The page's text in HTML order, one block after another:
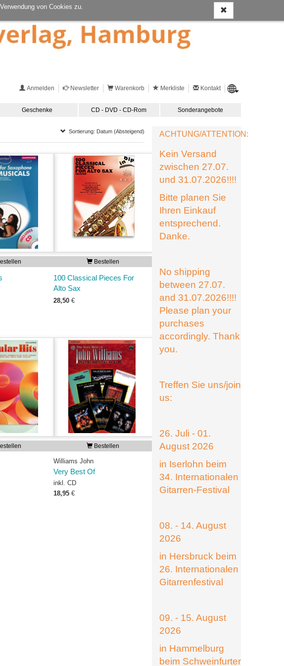
von Cookies zu.
Anmelden Newsletter Warenkorb Merkliste Kontakt
Geschenke CD - DVD - CD-Rom Sonderangebote
Sortierung: Datum (Absteigend)
Bestellen
100 Classical Pieces For
Alto Sax
28,50€
Bestellen
Williams John
Very Best Of
inkl. CD
18,95€
ACHTUNG/ATTENTION:
Kein Versand
zwischen 27.07.
und 31.07.2026!!!!
Bitte planen Sie
Ihren Einkauf
entsprechend.
Danke.
No shipping
between 27.07.
and 31.07.2026!!!!
Please plan your
purchases
accordingly. Thank
you.
Treffen Sie uns/join
us:
26. Juli - 01.
August 2026
in Iserlohn beim
34. Internationalen
Gitarren-Festival
08. - 14. August
2026
in Hersbruck beim
26. Internationalen
Gitarrenfestival
09. - 15. August
2026
in Hammelburg
beim Schweinfurter